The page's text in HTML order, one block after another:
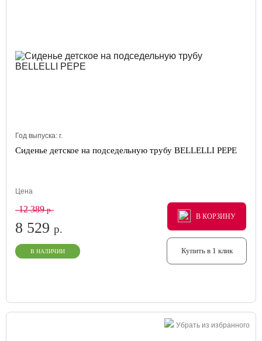
Год выпуска: г.
Сиденье детское на подседельную трубу BELLELLI PEPE
Цена
12 389р.
8 529 р.
В НАЛИЧИИ
В КОРЗИНУ
В КОРЗИНУ
В КОРЗИНУ
Купить в 1 клик
Убрать из избранного